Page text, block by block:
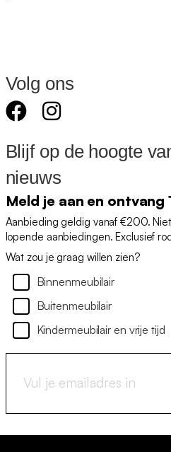
Volg ons
Blijf op de hoogte
nieuws
Meld je aan en
Aanbieding geldig vanaf €200.
lopende aanbiedingen. Exclusief
Wat zou je graag willen zien?
Binnenmeubilair
Buitenmeubilair
Kindermeubilair en vrije tijd